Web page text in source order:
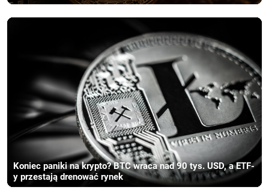
Koniec paniki na krypto? BTC wraca nad 90 tys. USD, a ETF-
y przestają drenować rynek